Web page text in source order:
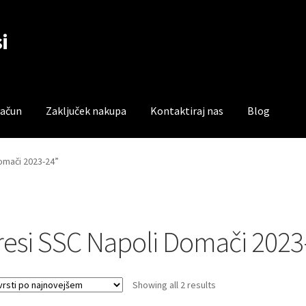
Zaključek nakupa Kontaktiraj nas Blog
TrgovinaZaključek nakupa
2023-24”
SSC Napoli Domači
Showing all 2 resultsSorted